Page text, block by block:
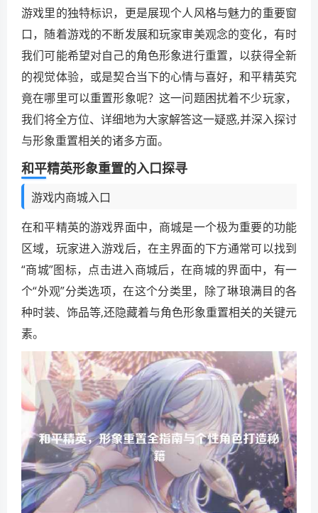
游戏里的独特标识，更是展现个人风格与魅力的重要窗
口，随着游戏的不断发展和玩家审美观念的变化，有时
我们可能希望对自己的角色形象进行重置，以获得全新
的视觉体验，或是契合当下的心情与喜好，和平精英究
竟在哪里可以重置形象呢？这一问题困扰着不少玩家，
我们将全方位、详细地为大家解答这一疑惑,并深入探讨
与形象重置相关的诸多方面。
和平精英形象重置的入口探寻
游戏内商城入口
在和平精英的游戏界面中，商城是一个极为重要的功能
区域，玩家进入游戏后，在主界面的下方通常可以找到
“商城”图标，点击进入商城后，在商城的界面中，有一
个“外观”分类选项，在这个分类里，除了琳琅满目的各
种时装、饰品等,还隐藏着与角色形象重置相关的关键元
素。